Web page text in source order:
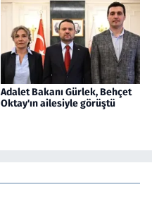
Adalet Bakanı Gürlek, Behçet
Oktay'ın ailesiyle görüştü